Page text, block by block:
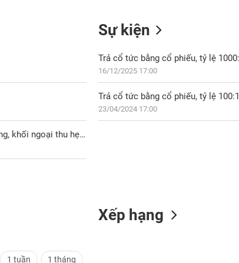
Cổ phiếu ngân hàng tháng 7/2026: Vốn hóa "bốc hơi" gần 200,000 tỷ đồng, khối ngoại thu hẹp đà bán ròng
Sự kiện
Trả cổ tức bằng cổ phiếu, tỷ lệ
16/12/2025 17:00
Trả cổ tức bằng cổ phiếu, tỷ lệ
23/04/2024 17:00
1 tuần 1 tháng
Xếp hạng